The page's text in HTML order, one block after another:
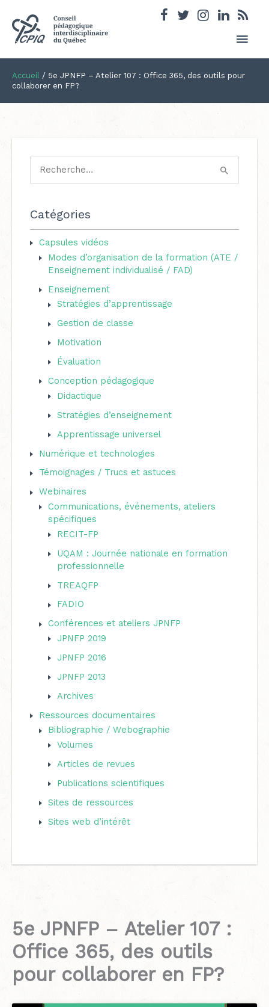
Accueil / 5e JPNFP – Atelier 107 : Office 365, des outils pour
collaborer en FP?
e
Catégories
Capsules vidéos
Modes d’organisation de la formation (ATE /
Enseignement individualisé / FAD)
Enseignement
Stratégies d’apprentissage
Gestion de classe
Motivation
Évaluation
Conception pédagogique
Didactique
Stratégies d’enseignement
Apprentissage universel
Numérique et technologies
Témoignages / Trucs et astuces
Webinaires
Communications, événements, ateliers
spécifiques
RECIT-FP
UQAM : Journée nationale en formation
professionnelle
TREAQFP
FADIO
Conférences et ateliers JPNFP
JPNFP 2019
JPNFP 2016
JPNFP 2013
Archives
Ressources documentaires
Bibliographie / Webographie
Volumes
Articles de revues
Publications scientifiques
Sites de ressources
Sites web d’intérêt
5e JPNFP – Atelier 107 :
Office 365, des outils
pour collaborer en FP?